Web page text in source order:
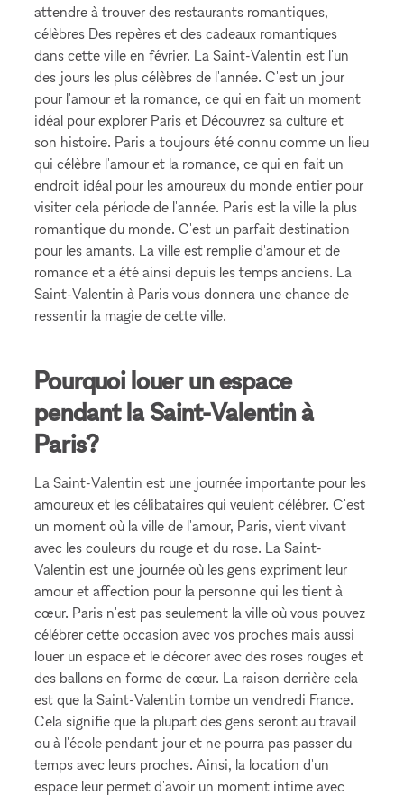
attendre à trouver des restaurants romantiques,
célèbres Des repères et des cadeaux romantiques
dans cette ville en février. La Saint-Valentin est l'un
des jours les plus célèbres de l'année. C'est un jour
pour l'amour et la romance, ce qui en fait un moment
idéal pour explorer Paris et Découvrez sa culture et
son histoire. Paris a toujours été connu comme un lieu
qui célèbre l'amour et la romance, ce qui en fait un
endroit idéal pour les amoureux du monde entier pour
visiter cela période de l'année. Paris est la ville la plus
romantique du monde. C'est un parfait destination
pour les amants. La ville est remplie d'amour et de
romance et a été ainsi depuis les temps anciens. La
Saint-Valentin à Paris vous donnera une chance de
ressentir la magie de cette ville.
Pourquoi louer un espace
pendant la Saint-Valentin à
Paris?
La Saint-Valentin est une journée importante pour les
amoureux et les célibataires qui veulent célébrer. C'est
un moment où la ville de l'amour, Paris, vient vivant
avec les couleurs du rouge et du rose. La Saint-
Valentin est une journée où les gens expriment leur
amour et affection pour la personne qui les tient à
cœur. Paris n'est pas seulement la ville où vous pouvez
célébrer cette occasion avec vos proches mais aussi
louer un espace et le décorer avec des roses rouges et
des ballons en forme de cœur. La raison derrière cela
est que la Saint-Valentin tombe un vendredi France.
Cela signifie que la plupart des gens seront au travail
ou à l'école pendant jour et ne pourra pas passer du
temps avec leurs proches. Ainsi, la location d'un
espace leur permet d'avoir un moment intime avec